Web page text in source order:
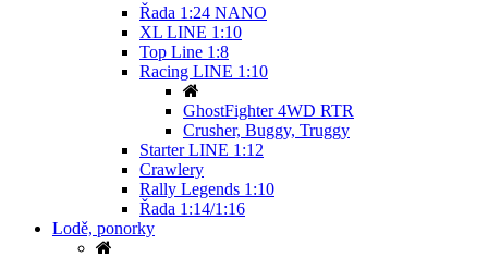
Řada 1:24 NANO
XL LINE 1:10
Top Line 1:8
Racing LINE 1:10
GhostFighter 4WD RTR
Crusher, Buggy, Truggy
Starter LINE 1:12
Crawlery
Rally Legends 1:10
Řada 1:14/1:16
Lodě, ponorky